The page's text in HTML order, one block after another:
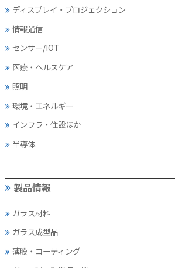
ディスプレイ・ プロジェクション
情報通信
センサー/IOT
医療・ヘルスケア
照明
環境・エネルギー
インフラ・住設ほか
半導体
製品情報
ガラス材料
ガラス成型品
薄膜・コーティング